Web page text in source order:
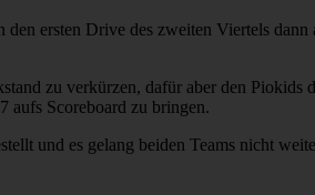
ersten Drive des zweiten Viertels
zu verkürzen, dafür aber den
aufs Scoreboard zu bringen.
und es gelang beiden Teams nicht